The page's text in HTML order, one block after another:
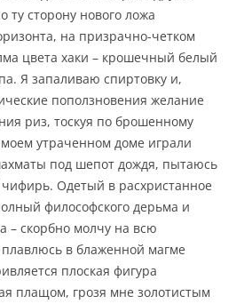
ту сторону нового ложа
на призрачно-четком
цвета хаки – крошечный белый
Я запаливаю спиртовку и,
поползновения желание
риз, тоскуя по брошенному
утраченном доме играли
под шепот дождя, пытаюсь
чифирь. Одетый в расхристанное
философского дерьма и
– скорбно молчу на всю
плавлюсь в блаженной магме
плоская фигура
плащом, грозя мне золотистым